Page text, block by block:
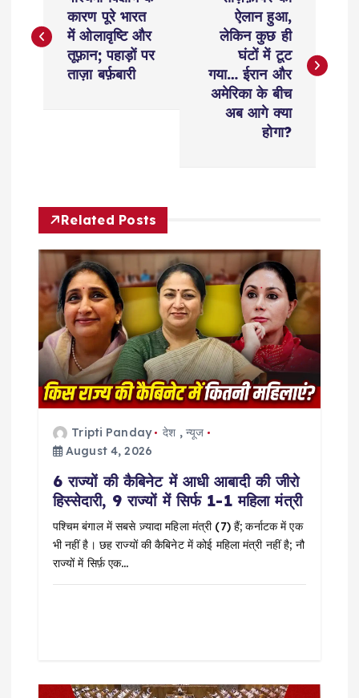
o
v
g
a
t
कारण पूरे भारत
में ओलावृष्टि और
तूफ़ान; पहाड़ों पर
ताज़ा बर्फ़बारी
ऐलान हुआ,
लेकिन कुछ ही
घंटों में टूट
गया… ईरान और
अमेरिका के बीच
अब आगे क्या
होगा?
Related Posts
Tripti Panday देश , न्यूज
August 4, 2026
6 राज्यों की कैबिनेट में आधी आबादी की जीरो
हिस्सेदारी, 9 राज्यों में सिर्फ 1-1 महिला मंत्री
पश्चिम बंगाल में सबसे ज़्यादा महिला मंत्री (7) हैं; कर्नाटक में एक
भी नहीं है। छह राज्यों की कैबिनेट में कोई महिला मंत्री नहीं है; नौ
राज्यों में सिर्फ़ एक…